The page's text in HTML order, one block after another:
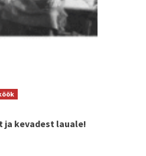
ja kevadest lauale!